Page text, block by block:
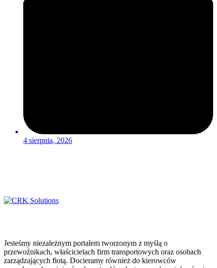
4 sierpnia, 2026
Jesteśmy niezależnym portalem tworzonym z myślą o
przewoźnikach, właścicielach firm transportowych oraz osobach
zarządzających flotą. Docieramy również do kierowców